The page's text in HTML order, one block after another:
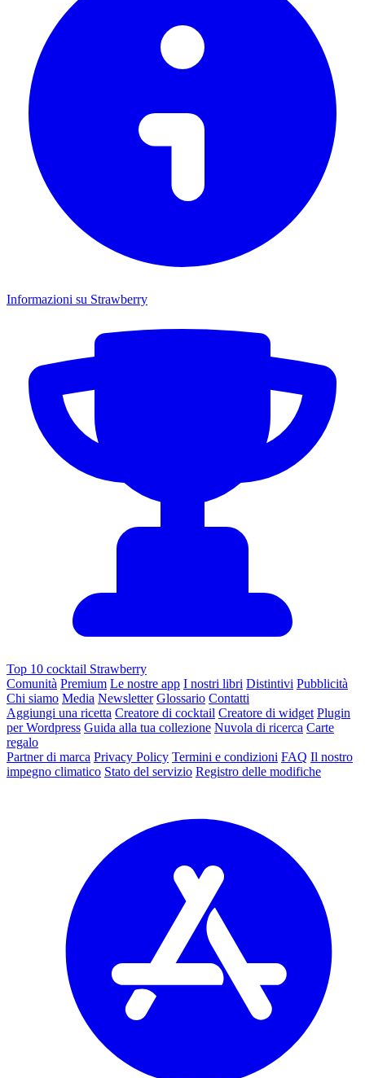
Informazioni su Strawberry
Top 10 cocktail Strawberry
Comunità Premium Le nostre app I nostri libri Distintivi Pubblicità
Chi siamo Media Newsletter Glossario Contatti
Aggiungi una ricetta Creatore di cocktail Creatore di widget Plugin
per Wordpress Guida alla tua collezione Nuvola di ricerca Carte
regalo
Partner di marca Privacy Policy Termini e condizioni FAQ Il nostro
impegno climatico Stato del servizio Registro delle modifiche